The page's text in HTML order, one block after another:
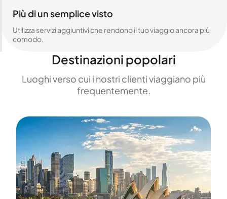
Più di un semplice visto
Utilizza servizi aggiuntivi che rendono il tuo viaggio ancora più
comodo.
Destinazioni popolari
Luoghi verso cui i nostri clienti viaggiano più
frequentemente.